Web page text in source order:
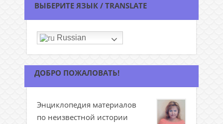
ВЫБЕРИТЕ ЯЗЫК / TRANSLATE
Russian
ДОБРО ПОЖАЛОВАТЬ!
Энциклопедия материалов
по неизвестной истории